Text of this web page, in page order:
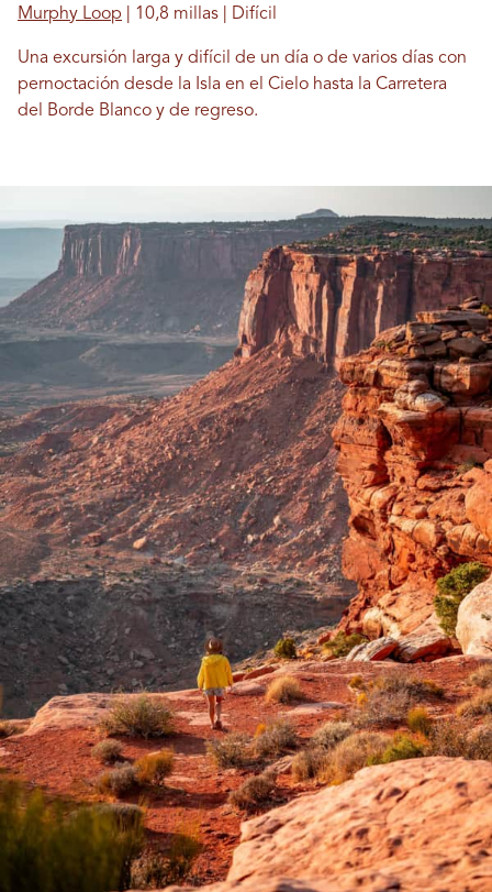
Murphy Loop | 10,8 millas | Difícil
Una excursión larga y difícil de un día o de varios días con
pernoctación desde la Isla en el Cielo hasta la Carretera
del Borde Blanco y de regreso.